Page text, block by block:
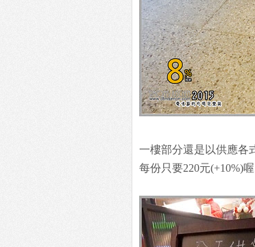
一樓部分還是以供應各
每份只要220元(+10%)喔